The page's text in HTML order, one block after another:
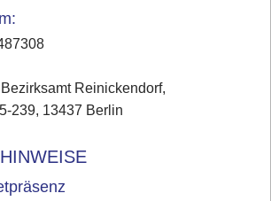
Reinickendorf,
239, 13437 Berlin